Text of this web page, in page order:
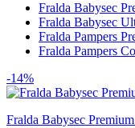
Fralda Babysec
Fralda Babysec
Fralda Pampers
Fralda Pampers
-14%
Fralda Babysec